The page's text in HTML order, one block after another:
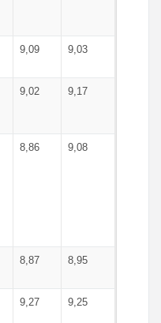
9,09 9,03
9,02 9,17
8,86 9,08
8,87 8,95
9,27 9,25